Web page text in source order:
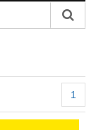
1